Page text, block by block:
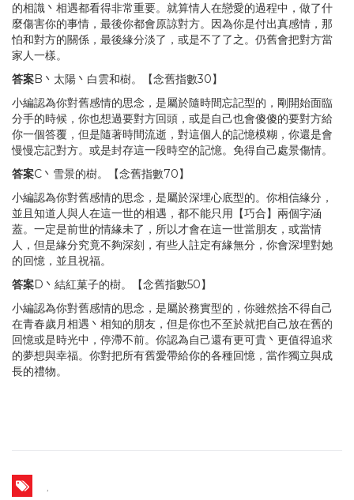
的相識丶相遇都看得非常重要。就算情人在戀愛的過程中，做了什
麼傷害你的事情，最後你都會原諒對方。因為你是付出真感情，那
怕和對方的關係，最後緣分淡了，或是不了了之。仍舊會把對方當
家人一樣。
答案B丶太陽丶白雲和樹。【念舊指數30】
小編認為你對舊感情的思念，是屬於隨時間忘記型的，剛開始面臨
分手的時候，你也想過要對方回頭，或是自己也會傻傻的要對方給
你一個答覆，但是隨著時間流逝，對這個人的記憶模糊，你還是會
慢慢忘記對方。或是封存這一段時空的記憶。免得自己處景傷情。
答案C丶雪景的樹。【念舊指數70】
小編認為你對舊感情的思念，是屬於深埋心底型的。你相信緣分，
並且知道人與人在這一世的相遇，都不能只用【巧合】兩個字涵
蓋。一定是前世的情緣未了，所以才會在這一世當朋友，或當情
人，但是緣分究竟不夠深刻，有些人註定有緣無分，你會深埋對她
的回憶，並且祝福。
答案D丶結紅菓子的樹。【念舊指數50】
小編認為你對舊感情的思念，是屬於務實型的，你雖然捨不得自己
在青春歲月相遇丶相知的朋友，但是你也不至於就把自己放在舊的
回憶或是時光中，停滯不前。你認為自己還有更可貴丶更值得追求
的夢想與幸福。你對把所有舊愛帶給你的各種回憶，當作獨立與成
長的禮物。